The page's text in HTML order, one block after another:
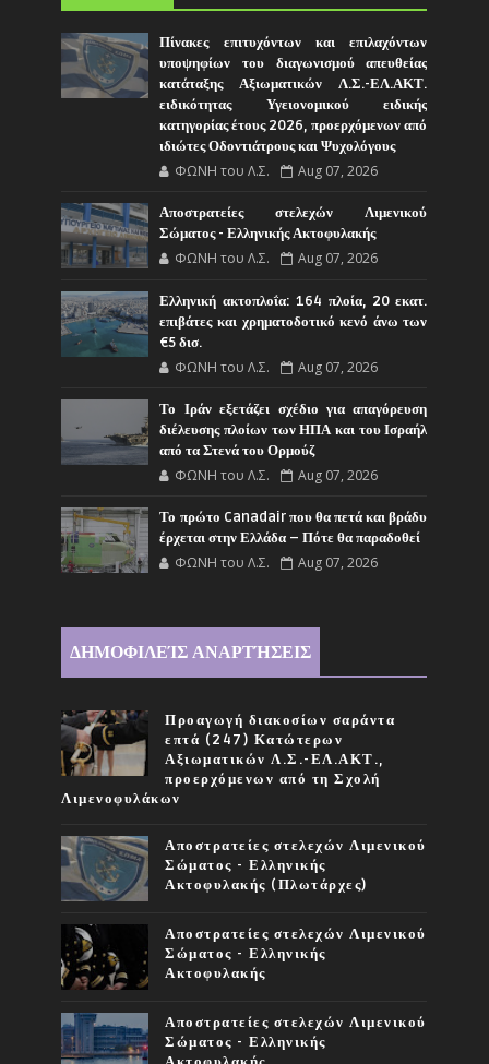
Πίνακες επιτυχόντων και επιλαχόντων
υποψηφίων του διαγωνισμού απευθείας
κατάταξης Αξιωματικών Λ.Σ.-ΕΛ.ΑΚΤ.
ειδικότητας Υγειονομικού ειδικής
κατηγορίας έτους 2026, προερχόμενων από
ιδιώτες Οδοντιάτρους και Ψυχολόγους
ΦΩΝΗ του Λ.Σ. Aug 07, 2026
Αποστρατείες στελεχών Λιμενικού
Σώματος - Ελληνικής Ακτοφυλακής
ΦΩΝΗ του Λ.Σ. Aug 07, 2026
Ελληνική ακτοπλοΐα: 164 πλοία, 20 εκατ.
επιβάτες και χρηματοδοτικό κενό άνω των
€5 δισ.
ΦΩΝΗ του Λ.Σ. Aug 07, 2026
Το Ιράν εξετάζει σχέδιο για απαγόρευση
διέλευσης πλοίων των ΗΠΑ και του Ισραήλ
από τα Στενά του Ορμούζ
ΦΩΝΗ του Λ.Σ. Aug 07, 2026
Το πρώτο Canadair που θα πετά και βράδυ
έρχεται στην Ελλάδα – Πότε θα παραδοθεί
ΦΩΝΗ του Λ.Σ. Aug 07, 2026
ΔΗΜΟΦΙΛΕΊΣ ΑΝΑΡΤΉΣΕΙΣ
Προαγωγή διακοσίων σαράντα
επτά (247) Κατώτερων
Αξιωματικών Λ.Σ.-ΕΛ.ΑΚΤ.,
προερχόμενων από τη Σχολή
Λιμενοφυλάκων
Αποστρατείες στελεχών Λιμενικού
Σώματος - Ελληνικής
Ακτοφυλακής (Πλωτάρχες)
Αποστρατείες στελεχών Λιμενικού
Σώματος - Ελληνικής
Ακτοφυλακής
Αποστρατείες στελεχών Λιμενικού
Σώματος - Ελληνικής